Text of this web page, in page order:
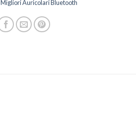
Migliori Auricolari Bluetooth